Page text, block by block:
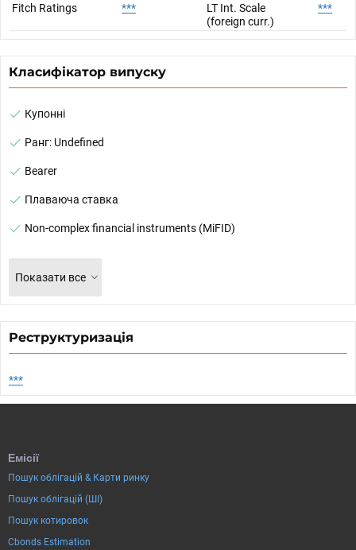
Fitch Ratings ***
LT Int. Scale
(foreign curr.)
***
Класифікатор випуску
Купонні
Ранг: Undefined
Bearer
Плаваюча ставка
Non-complex financial instruments (MiFID)
Показати все
Реструктуризація
***
Емісії
Пошук облігацій & Карти ринку
Пошук облігацій (ШІ)
Пошук котировок
Cbonds Estimation